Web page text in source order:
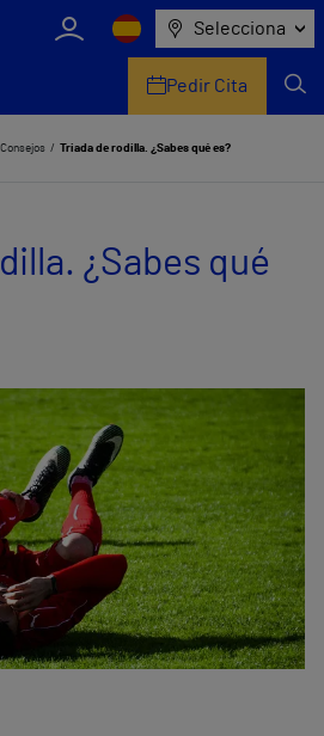
Selecciona
Pedir Cita
Consejos Triada de rodilla. ¿Sabes qué es?
¿Sabes qué